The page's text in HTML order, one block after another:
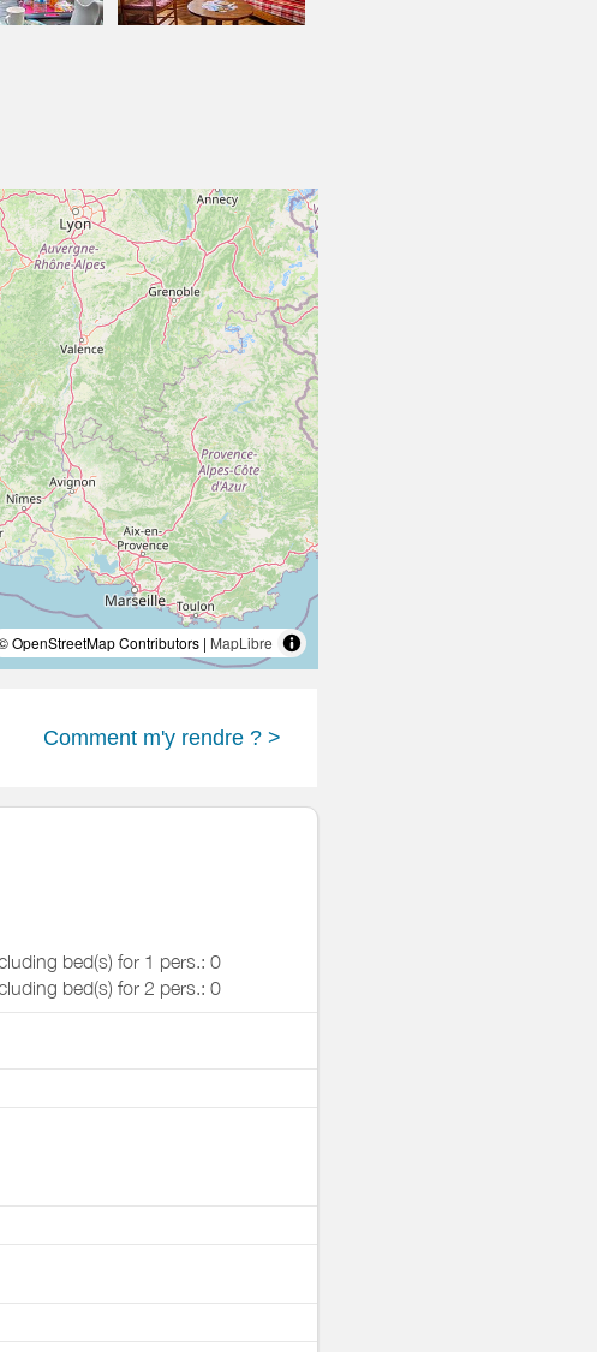
OpenStreetMap Contributors | MapLibre
Comment m'y rendre ? >
bed(s) for 1 pers.: 0
bed(s) for 2 pers.: 0